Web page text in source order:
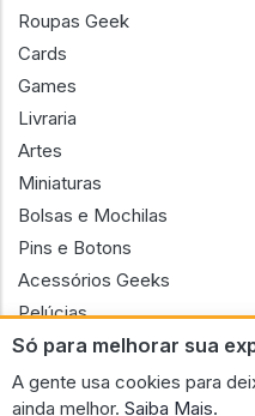
Só para melhorar sua
A gente usa cookies para
ainda melhor. Saiba Mais.
Roupas Geek
Cards
Games
Livraria
Artes
Miniaturas
Bolsas e Mochilas
Pins e Botons
Acessórios Geeks
Pelúcias
Bonecas